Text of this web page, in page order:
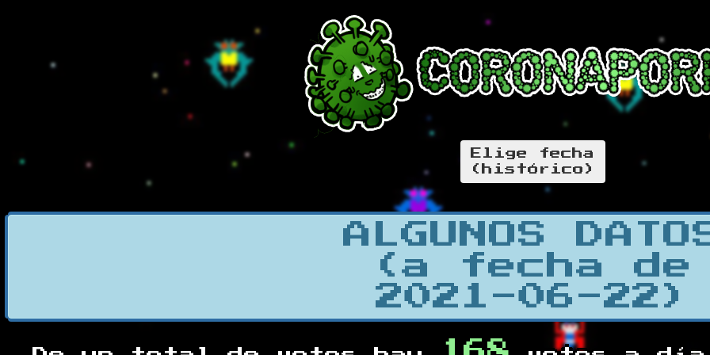
Elige fecha
(histórico)
ALGUNOS
(a fecha de
2021-06-22)